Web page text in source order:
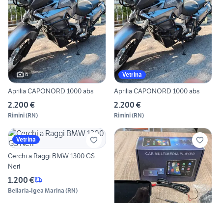
6
Aprilia CAPONORD 1000 abs
2.200 €
Rimini(RN)
Vetrina
Aprilia CAPONORD 1000 abs
2.200 €
Rimini(RN)
Vetrina
Cerchi a Raggi BMW 1300 GS
Neri
1.200 €
Bellaria-Igea Marina (RN)